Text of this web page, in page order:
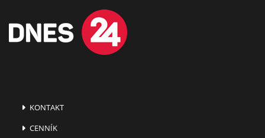
KONTAKT
CENNÍK